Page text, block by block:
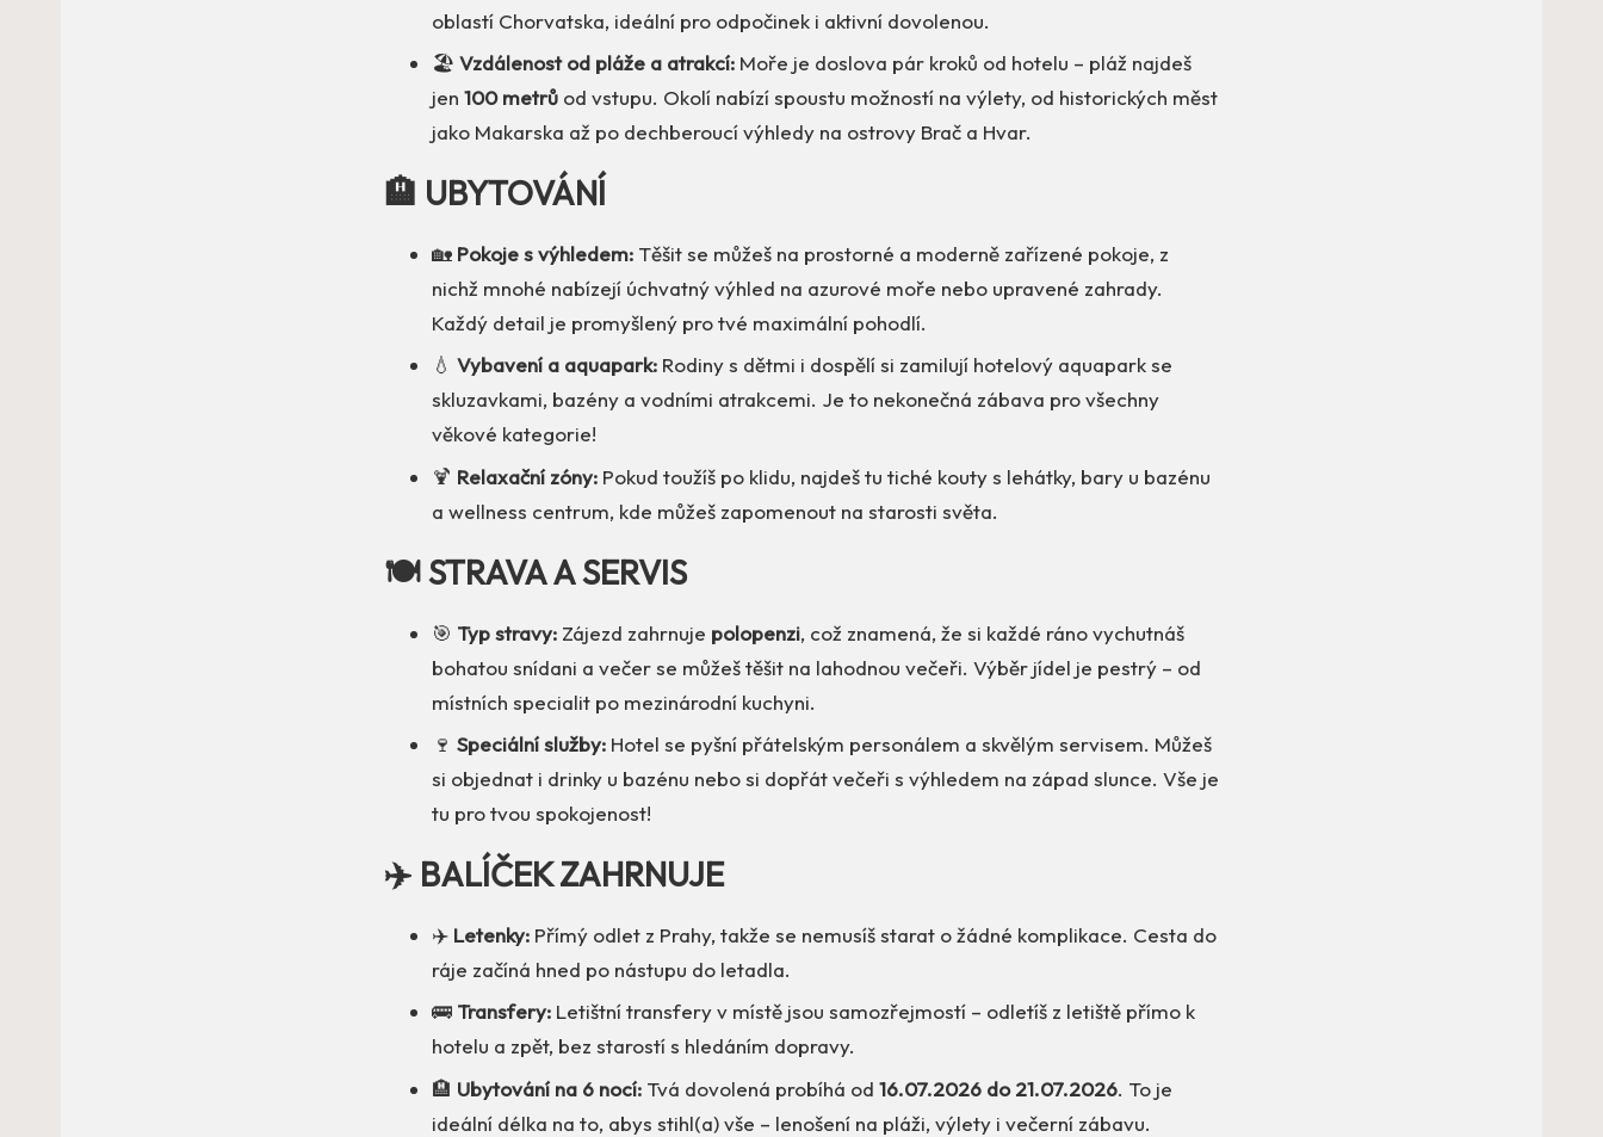
oblastí Chorvatska, ideální pro odpočinek i aktivní dovolenou.
🏖️ Vzdálenost od pláže a atrakcí: Moře je doslova pár kroků od hotelu – pláž najdeš
jen 100 metrů od vstupu. Okolí nabízí spoustu možností na výlety, od historických měst
jako Makarska až po dechberoucí výhledy na ostrovy Brač a Hvar.
🏨 UBYTOVÁNÍ
🏡 Pokoje s výhledem: Těšit se můžeš na prostorné a moderně zařízené pokoje, z
nichž mnohé nabízejí úchvatný výhled na azurové moře nebo upravené zahrady.
Každý detail je promyšlený pro tvé maximální pohodlí.
💧 Vybavení a aquapark: Rodiny s dětmi i dospělí si zamilují hotelový aquapark se
skluzavkami, bazény a vodními atrakcemi. Je to nekonečná zábava pro všechny
věkové kategorie!
🍹 Relaxační zóny: Pokud toužíš po klidu, najdeš tu tiché kouty s lehátky, bary u bazénu
a wellness centrum, kde můžeš zapomenout na starosti světa.
🍽️ STRAVA A SERVIS
🎯 Typ stravy: Zájezd zahrnuje polopenzi, což znamená, že si každé ráno vychutnáš
bohatou snídani a večer se můžeš těšit na lahodnou večeři. Výběr jídel je pestrý – od
místních specialit po mezinárodní kuchyni.
🍷 Speciální služby: Hotel se pyšní přátelským personálem a skvělým servisem. Můžeš
si objednat i drinky u bazénu nebo si dopřát večeři s výhledem na západ slunce. Vše je
tu pro tvou spokojenost!
✈️ BALÍČEK ZAHRNUJE
✈️ Letenky: Přímý odlet z Prahy, takže se nemusíš starat o žádné komplikace. Cesta do
ráje začíná hned po nástupu do letadla.
🚌 Transfery: Letištní transfery v místě jsou samozřejmostí – odletíš z letiště přímo k
hotelu a zpět, bez starostí s hledáním dopravy.
🏨 Ubytování na 6 nocí: Tvá dovolená probíhá od 16.07.2026 do 21.07.2026. To je
ideální délka na to, abys stihl(a) vše – lenošení na pláži, výlety i večerní zábavu.